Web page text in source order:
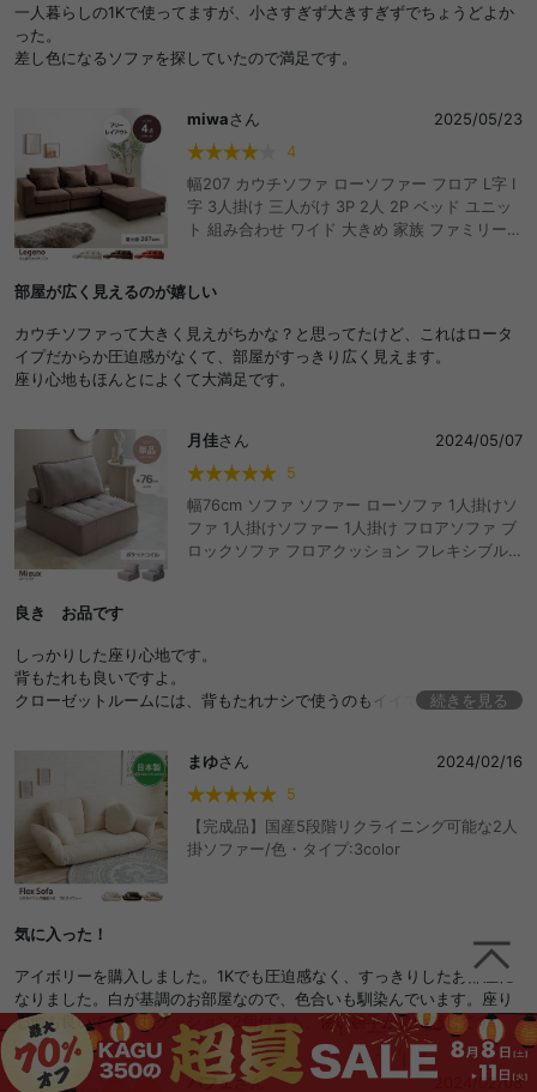
一人暮らしの1Kで使ってますが、小さすぎず大きすぎずでちょうどよか
った。
差し色になるソファを探していたので満足です。
miwaさん
2025/05/23
4
幅207 カウチソファ ローソファー フロア L字 I
字 3人掛け 三人がけ 3P 2人 2P ベッド ユニッ
ト 組み合わせ ワイド 大きめ 家族 ファミリー
ビング ダイニング 同棲 1K ワンルーム おしゃ
部屋が広く見えるのが嬉しい
カウチソファって大きく見えがちかな？と思ってたけど、これはロータ
イプだからか圧迫感がなくて、部屋がすっきり広く見えます。
座り心地もほんとによくて大満足です。
月佳さん
2024/05/07
5
幅76cm ソファ ソファー ローソファ 1人掛けソ
ファ 1人掛けソファー 1人掛け フロアソファ ブ
ロックソファ フロアクッション フレキシブル
一人暮らし ワンルーム 持ち運び楽々 海外風 ト
レンド ローソファー カウチソファ 一人掛け 二
人掛けソファー 2人掛けソファ I字型 L字型 座
良き お品です
しっかりした座り心地です。
背もたれも良いですよ。
クローゼットルームには、背もたれナシで使うのもイイです。リピしま
続きを見る
まゆさん
2024/02/16
5
【完成品】国産5段階リクライニング可能な2人
掛ソファー/色・タイプ:3color
気に入った！
アイボリーを購入しました。1Kでも圧迫感なく、すっきりしたお部屋に
なりました。白が基調のお部屋なので、色合いも馴染んでいます。座り
心地も良いです。丸クッション2個付きも、使い勝手が良い感じです。
パフェさん 2024/02/08